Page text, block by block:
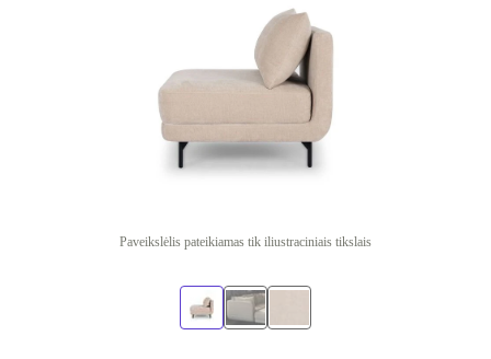
Paveikslėlis pateikiamas tik iliustraciniais tikslais